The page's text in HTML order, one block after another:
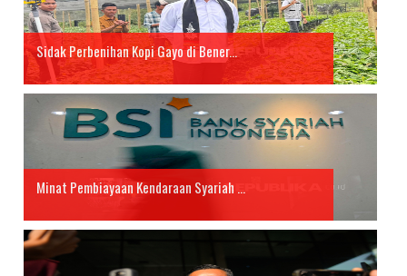
Sidak Perbenihan Kopi Gayo di Bener...
Minat Pembiayaan Kendaraan Syariah ...